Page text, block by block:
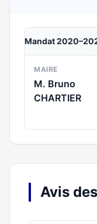
Mandat
MAIRE
M. Bruno
CHARTIER
Avis